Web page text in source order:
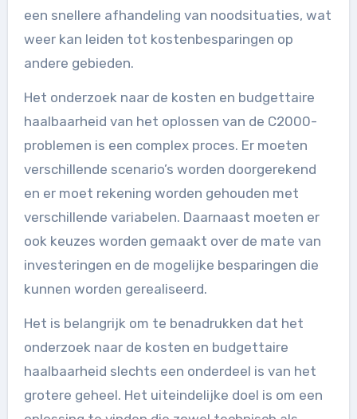
een snellere afhandeling van noodsituaties, wat
weer kan leiden tot kostenbesparingen op
andere gebieden.
Het onderzoek naar de kosten en budgettaire
haalbaarheid van het oplossen van de C2000-
problemen is een complex proces. Er moeten
verschillende scenario’s worden doorgerekend
en er moet rekening worden gehouden met
verschillende variabelen. Daarnaast moeten er
ook keuzes worden gemaakt over de mate van
investeringen en de mogelijke besparingen die
kunnen worden gerealiseerd.
Het is belangrijk om te benadrukken dat het
onderzoek naar de kosten en budgettaire
haalbaarheid slechts een onderdeel is van het
grotere geheel. Het uiteindelijke doel is om een